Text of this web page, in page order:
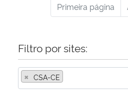
Primeira página
Filtro por sites:
× CSA-CE